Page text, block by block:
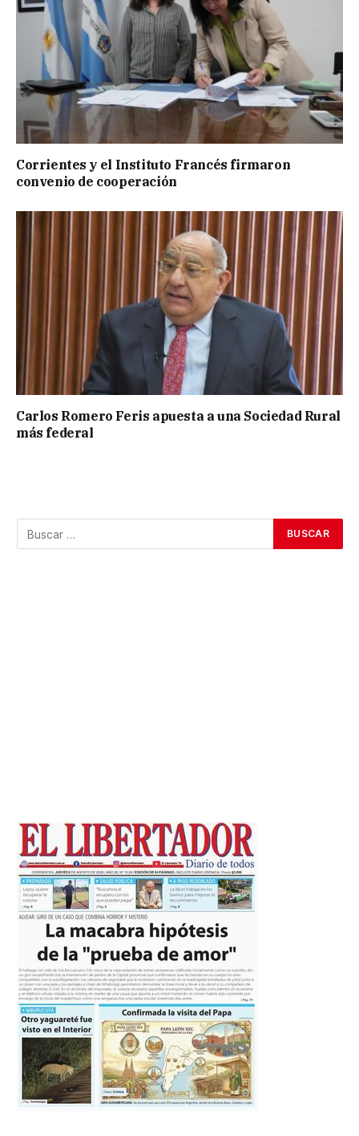
Corrientes y el Instituto Francés firmaron
convenio de cooperación
Carlos Romero Feris apuesta a una Sociedad Rural
más federal